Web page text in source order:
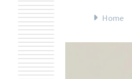
Home